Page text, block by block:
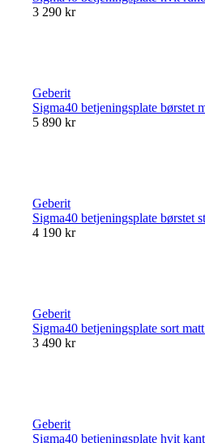
3 290 kr
Geberit
Sigma40 betjeningsplate børstet
5 890 kr
Geberit
Sigma40 betjeningsplate børstet
4 190 kr
Geberit
Sigma40 betjeningsplate sort
3 490 kr
Geberit
Sigma40 betjeningsplate hvit